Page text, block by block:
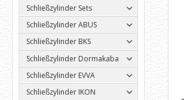
Schließzylinder Sets
Schließzylinder ABUS
Schließzylinder BKS
Schließzylinder Dormakaba
Schließzylinder EVVA
Schließzylinder IKON